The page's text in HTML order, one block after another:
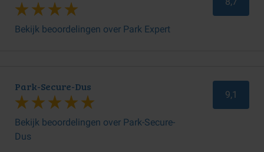
Bekijk beoordelingen over Park Expert
Park-Secure-Dus
Bekijk beoordelingen over Park-Secure-
Dus
9,1